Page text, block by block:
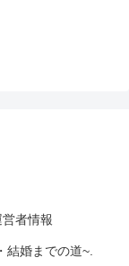
営者情報
結婚までの道~.